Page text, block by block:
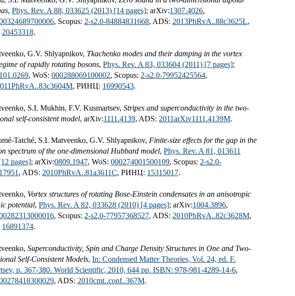
, Phys. Rev. A 88, 033625 (2013) [14 pages]; arXiv:1307.4026,
, Scopus: 2-s2.0-84884831668, ADS: 2013PhRvA..88c3625L,
20453318.
G.V. Shlyapnikov, Tkachenko modes and their damping in the vortex
of rapidly rotating bosons, Phys. Rev. A 83, 033604 (2011) [7 pages];
, WoS: 000288069100002, Scopus: 2-s2.0-79952425564,
, РИНЦ: 16990543.
S.I. Mukhin, F.V. Kusmartsev, Stripes and superconductivity in the two-
self-consistent model, arXiv:1111.4139, ADS: 2011arXiv1111.4139M.
Tatché, S.I. Matveenko, G.V. Shlyapnikov, Finite-size effects for the gap in the
spectrum of the one-dimensional Hubbard model, Phys. Rev. A 81, 013611
pages]; arXiv:0809.1947, WoS: 000274001500109, Scopus: 2-s2.0-
, ADS: 2010PhRvA..81a3611C, РИНЦ: 15315017.
Vortex structures of rotating Bose-Einstein condensates in an anisotropic
potential, Phys. Rev. A 82, 033628 (2010) [4 pages]; arXiv:1004.3896,
, Scopus: 2-s2.0-77957368527, ADS: 2010PhRvA..82c3628M,
16891374.
Superconductivity, Spin and Charge Density Structures in One and Two-
Self-Consistent Models, In: Condensed Matter Theories, Vol. 24, ed. F.
p. 367-380. World Scientific, 2010, 644 pp. ISBN: 978-981-4289-14-6,
, ADS: 2010cmt..conf..367M.